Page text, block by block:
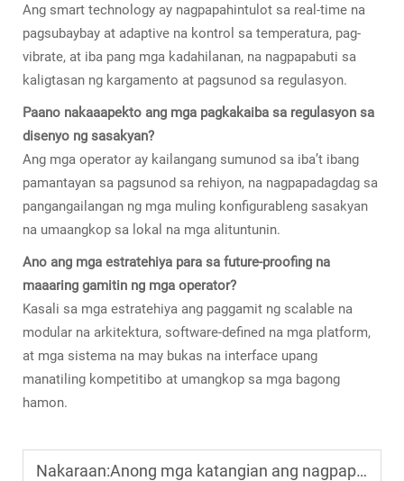
Ang smart technology ay nagpapahintulot sa real-time na
pagsubaybay at adaptive na kontrol sa temperatura, pag-
vibrate, at iba pang mga kadahilanan, na nagpapabuti sa
kaligtasan ng kargamento at pagsunod sa regulasyon.
Paano nakaaapekto ang mga pagkakaiba sa regulasyon sa
disenyo ng sasakyan?
Ang mga operator ay kailangang sumunod sa iba’t ibang
pamantayan sa pagsunod sa rehiyon, na nagpapadagdag sa
pangangailangan ng mga muling konfigurableng sasakyan
na umaangkop sa lokal na mga alituntunin.
Ano ang mga estratehiya para sa future-proofing na
maaaring gamitin ng mga operator?
Kasali sa mga estratehiya ang paggamit ng scalable na
modular na arkitektura, software-defined na mga platform,
at mga sistema na may bukas na interface upang
manatiling kompetitibo at umangkop sa mga bagong
hamon.
Nakaraan:Anong mga katangian ang nagpapabukod-tangi sa tractor head sa mabigat na paghila